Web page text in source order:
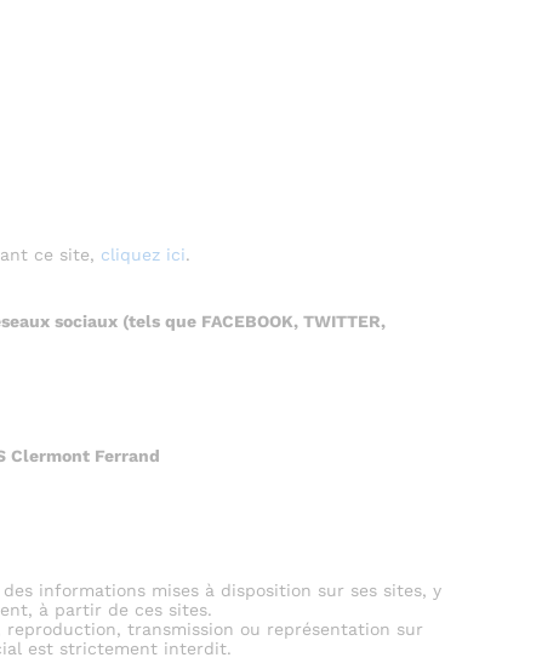
ce site, cliquez ici.
sociaux (tels que FACEBOOK, TWITTER,
Clermont Ferrand
informations mises à disposition sur ses sites, y
à partir de ces sites.
reproduction, transmission ou représentation sur
est strictement interdit.